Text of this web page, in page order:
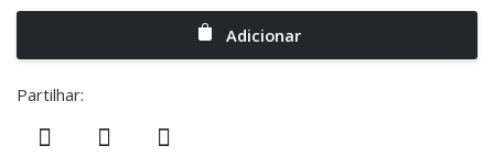
Adicionar
Partilhar: